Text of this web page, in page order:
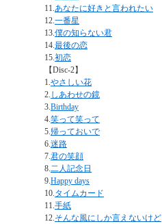
11.あなたに好きと言われたい
12.一番星
13.僕の知らない君
14.最後の恋
15.初恋
【Disc-2】
1.やさしい花
2. しあわせの鏡
3.Birthday
4.笑って笑って
5.帰っておいで
6.迷路
7.君の笑顔
8.二人記念日
9.Happy days
10.タイムカード
11.手紙
12.そんな風にしか言えないけど